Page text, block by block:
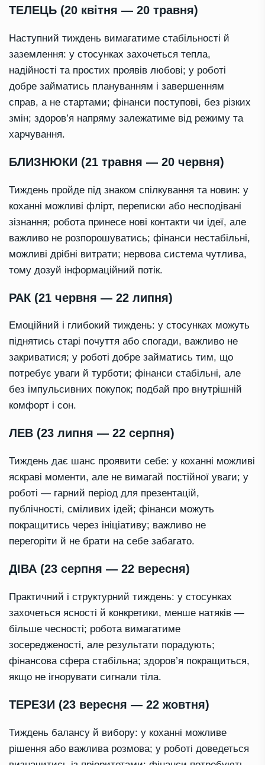
ТЕЛЕЦЬ (20 квітня — 20 травня)
Наступний тиждень вимагатиме стабільності й
заземлення: у стосунках захочеться тепла,
надійності та простих проявів любові; у роботі
добре займатись плануванням і завершенням
справ, а не стартами; фінанси поступові, без різких
змін; здоров’я напряму залежатиме від режиму та
харчування.
БЛИЗНЮКИ (21 травня — 20 червня)
Тиждень пройде під знаком спілкування та новин: у
коханні можливі флірт, переписки або несподівані
зізнання; робота принесе нові контакти чи ідеї, але
важливо не розпорошуватись; фінанси нестабільні,
можливі дрібні витрати; нервова система чутлива,
тому дозуй інформаційний потік.
РАК (21 червня — 22 липня)
Емоційний і глибокий тиждень: у стосунках можуть
піднятись старі почуття або спогади, важливо не
закриватися; у роботі добре займатись тим, що
потребує уваги й турботи; фінанси стабільні, але
без імпульсивних покупок; подбай про внутрішній
комфорт і сон.
ЛЕВ (23 липня — 22 серпня)
Тиждень дає шанс проявити себе: у коханні можливі
яскраві моменти, але не вимагай постійної уваги; у
роботі — гарний період для презентацій,
публічності, сміливих ідей; фінанси можуть
покращитись через ініціативу; важливо не
перегоріти й не брати на себе забагато.
ДІВА (23 серпня — 22 вересня)
Практичний і структурний тиждень: у стосунках
захочеться ясності й конкретики, менше натяків —
більше чесності; робота вимагатиме
зосередженості, але результати порадують;
фінансова сфера стабільна; здоров’я покращиться,
якщо не ігнорувати сигнали тіла.
ТЕРЕЗИ (23 вересня — 22 жовтня)
Тиждень балансу й вибору: у коханні можливе
рішення або важлива розмова; у роботі доведеться